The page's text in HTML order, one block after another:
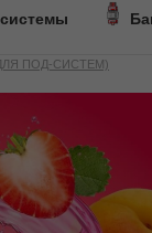
ПОД-СИСТЕМ)